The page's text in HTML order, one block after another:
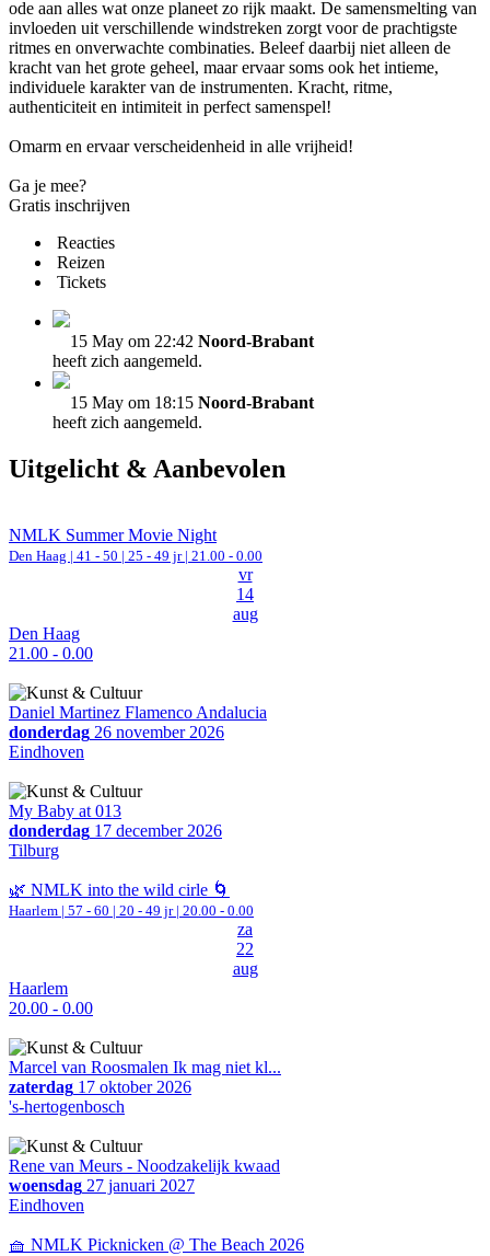
ode aan alles wat onze planeet zo rijk maakt. De samensmelting van
invloeden uit verschillende windstreken zorgt voor de prachtigste
ritmes en onverwachte combinaties. Beleef daarbij niet alleen de
kracht van het grote geheel, maar ervaar soms ook het intieme,
individuele karakter van de instrumenten. Kracht, ritme,
authenticiteit en intimiteit in perfect samenspel!
Omarm en ervaar verscheidenheid in alle vrijheid!
Ga je mee?
Gratis inschrijven
Reacties
Reizen
Tickets
15 May om 22:42 Noord-Brabant
heeft zich aangemeld.
15 May om 18:15 Noord-Brabant
heeft zich aangemeld.
Uitgelicht & Aanbevolen
NMLK Summer Movie Night
Den Haag | 41 - 50 | 25 - 49 jr | 21.00 - 0.00
vr
14
aug
Den Haag
21.00 - 0.00
Daniel Martinez Flamenco Andalucia
donderdag 26 november 2026
Eindhoven
My Baby at 013
donderdag 17 december 2026
Tilburg
🌿 NMLK into the wild cirle 🌀
Haarlem | 57 - 60 | 20 - 49 jr | 20.00 - 0.00
za
22
aug
Haarlem
20.00 - 0.00
Marcel van Roosmalen Ik mag niet kl...
zaterdag 17 oktober 2026
's-hertogenbosch
Rene van Meurs - Noodzakelijk kwaad
woensdag 27 januari 2027
Eindhoven
🧺 NMLK Picknicken @ The Beach 2026